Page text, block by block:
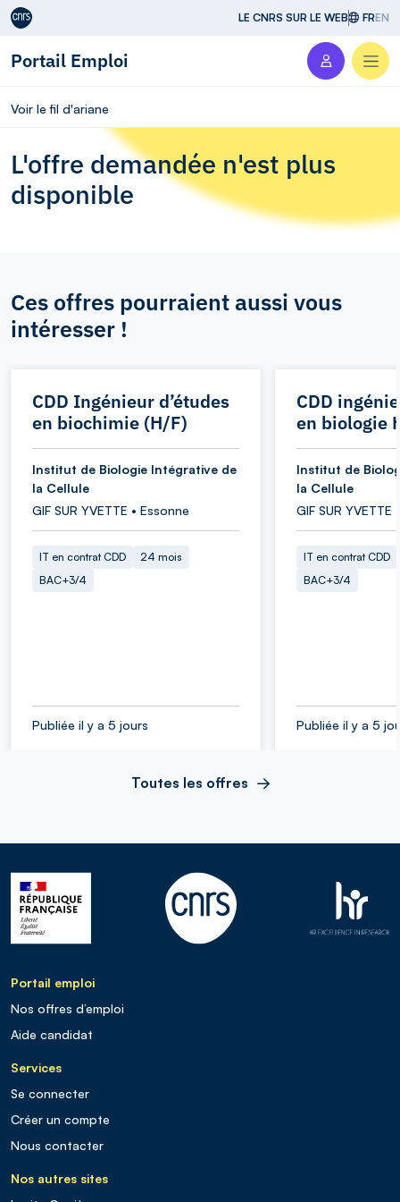
Aller au contenu LE CNRS SUR LE WEB FREN
Portail Emploi
Voir le fil d'ariane
L'offre demandée n'est plus
disponible
Ces offres pourraient aussi vous
intéresser !
CDD Ingénieur d’études
en biochimie (H/F)
Institut de Biologie Intégrative de
la Cellule
GIF SUR YVETTE • Essonne
IT en contrat CDD
24 mois
BAC+3/4
Publiée il y a 5 jours
CDD
en biologie
Institut de
la Cellule
GIF SUR YVETTE
IT en contrat CDD
BAC+3/4
Publiée il y a 5
Toutes les offres
Portail emploi
Nos offres d’emploi
Aide candidat
Services
Se connecter
Créer un compte
Nous contacter
Nos autres sites